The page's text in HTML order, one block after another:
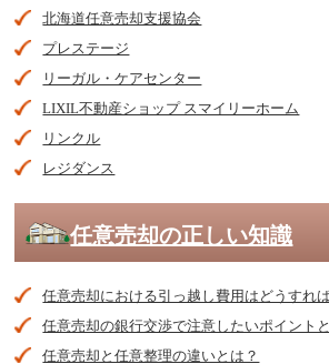
北海道任意売却支援協会
プレステージ
リーガル・ケアセンター
LIXIL不動産ショップ スマイリーホーム
リンクル
レジダンス
任意売却の正しい知識
任意売却における引っ越し費用はどうすれ
任意売却の銀行交渉で注意したいポイント
任意売却と任意整理の違いとは？